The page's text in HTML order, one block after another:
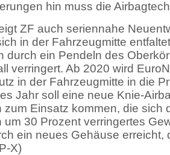
hin muss die
ZF auch seriennahe
in der Fahrzeugmitte
durch ein Pendeln des
verringert. Ab 2020 wird
in der Fahrzeugmitte in die
Jahr soll eine neue Knie-
zum Einsatz kommen, die sich
um 30 Prozent verringertes
ein neues Gehäuse erreicht,
X)